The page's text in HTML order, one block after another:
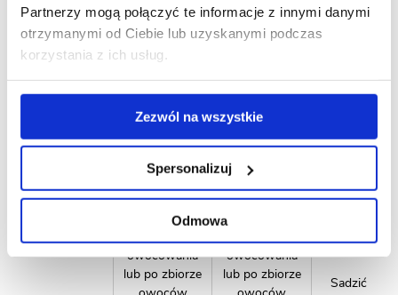
Partnerzy mogą połączyć te informacje z innymi danymi
otrzymanymi od Ciebie lub uzyskanymi podczas
korzystania z ich usług.
Zezwól na wszystkie
Spersonalizuj
Odmowa
Leukostomoza
drzew
pestkowych
lub po zbiorze
owoców
(w zależności
zabezpieczać –
przed wnikaniem
patogenów
ogrodnicza.
lub po zbiorze
owoców
zabezpieczać –
przed wnikaniem
patogenów
ogrodnicza.
Ciąć czereśnie
owocowania
lub po zbiorze
Ciąć czereśnie
owocowania
lub po zbiorze
Sadzić